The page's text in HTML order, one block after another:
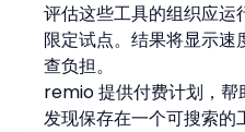
评估这些工具的组织应运
限定试点。结果将显示速
查负担。
remio 提供付费计划，帮
发现保存在一个可搜索的